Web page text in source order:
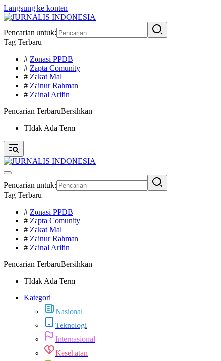
Langsung ke konten
Pencarian untuk:
Tag Terbaru
# Zonasi PPDB
# Zapta Comunity
# Zakat Mal
# Zainur Rahman
# Zainal Arifin
Pencarian TerbaruBersihkan
TIdak Ada Term
Pencarian untuk:
Tag Terbaru
# Zonasi PPDB
# Zapta Comunity
# Zakat Mal
# Zainur Rahman
# Zainal Arifin
Pencarian TerbaruBersihkan
TIdak Ada Term
Kategori
Nasional
Teknologi
Internasional
Kesehatan